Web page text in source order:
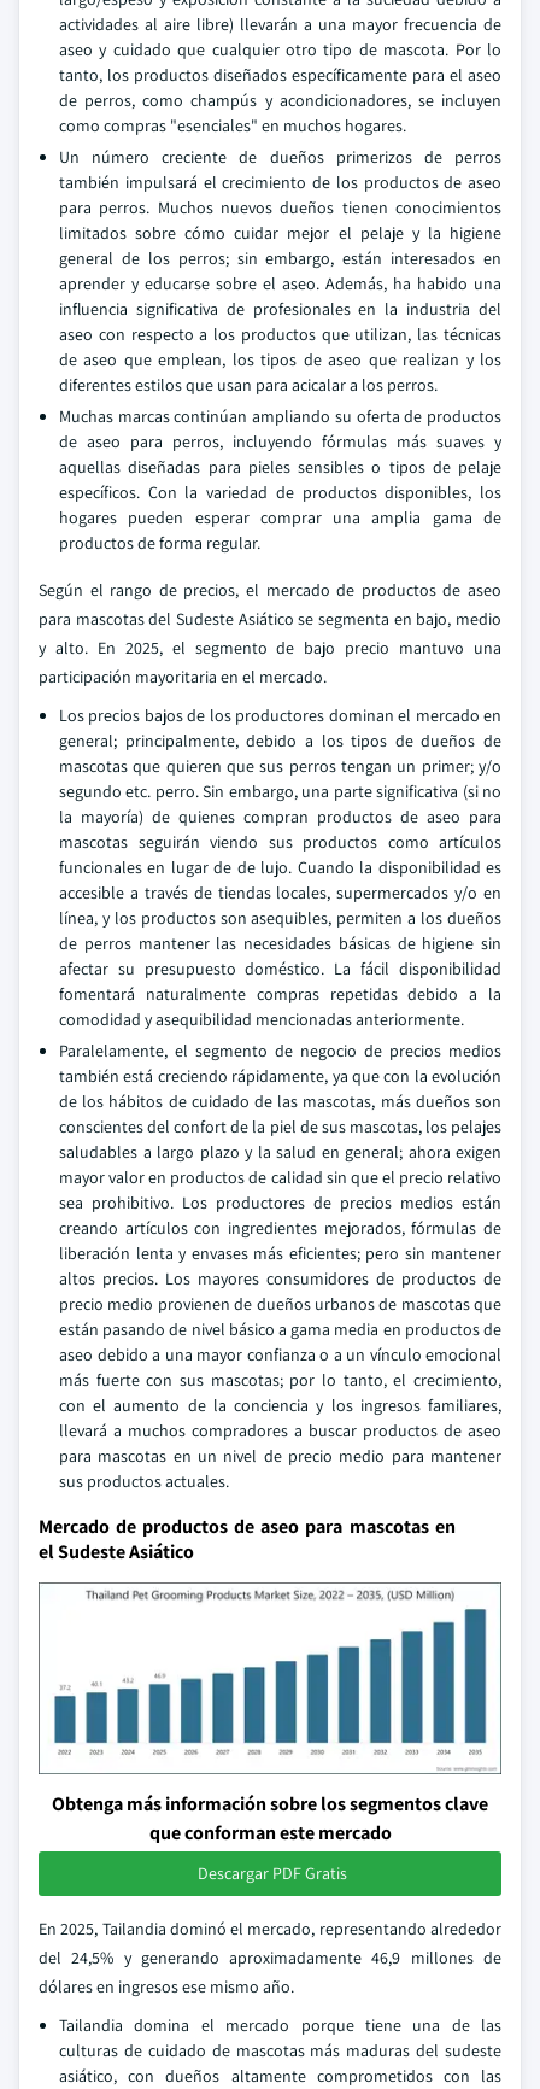
actividades al aire libre) llevarán a una mayor frecuencia de
aseo y cuidado que cualquier otro tipo de mascota. Por lo
tanto, los productos diseñados específicamente para el aseo
de perros, como champús y acondicionadores, se incluyen
como compras "esenciales" en muchos hogares.
Un número creciente de dueños primerizos de perros
también impulsará el crecimiento de los productos de aseo
para perros. Muchos nuevos dueños tienen conocimientos
limitados sobre cómo cuidar mejor el pelaje y la higiene
general de los perros; sin embargo, están interesados en
aprender y educarse sobre el aseo. Además, ha habido una
influencia significativa de profesionales en la industria del
aseo con respecto a los productos que utilizan, las técnicas
de aseo que emplean, los tipos de aseo que realizan y los
diferentes estilos que usan para acicalar a los perros.
Muchas marcas continúan ampliando su oferta de productos
de aseo para perros, incluyendo fórmulas más suaves y
aquellas diseñadas para pieles sensibles o tipos de pelaje
específicos. Con la variedad de productos disponibles, los
hogares pueden esperar comprar una amplia gama de
productos de forma regular.
Según el rango de precios, el mercado de productos de aseo
para mascotas del Sudeste Asiático se segmenta en bajo, medio
y alto. En 2025, el segmento de bajo precio mantuvo una
participación mayoritaria en el mercado.
Los precios bajos de los productores dominan el mercado en
general; principalmente, debido a los tipos de dueños de
mascotas que quieren que sus perros tengan un primer; y/o
segundo etc. perro. Sin embargo, una parte significativa (si no
la mayoría) de quienes compran productos de aseo para
mascotas seguirán viendo sus productos como artículos
funcionales en lugar de de lujo. Cuando la disponibilidad es
accesible a través de tiendas locales, supermercados y/o en
línea, y los productos son asequibles, permiten a los dueños
de perros mantener las necesidades básicas de higiene sin
afectar su presupuesto doméstico. La fácil disponibilidad
fomentará naturalmente compras repetidas debido a la
comodidad y asequibilidad mencionadas anteriormente.
Paralelamente, el segmento de negocio de precios medios
también está creciendo rápidamente, ya que con la evolución
de los hábitos de cuidado de las mascotas, más dueños son
conscientes del confort de la piel de sus mascotas, los pelajes
saludables a largo plazo y la salud en general; ahora exigen
mayor valor en productos de calidad sin que el precio relativo
sea prohibitivo. Los productores de precios medios están
creando artículos con ingredientes mejorados, fórmulas de
liberación lenta y envases más eficientes; pero sin mantener
altos precios. Los mayores consumidores de productos de
precio medio provienen de dueños urbanos de mascotas que
están pasando de nivel básico a gama media en productos de
aseo debido a una mayor confianza o a un vínculo emocional
más fuerte con sus mascotas; por lo tanto, el crecimiento,
con el aumento de la conciencia y los ingresos familiares,
llevará a muchos compradores a buscar productos de aseo
para mascotas en un nivel de precio medio para mantener
sus productos actuales.
Mercado de productos de aseo para mascotas en
el Sudeste Asiático
Obtenga más información sobre los segmentos clave
que conforman este mercado
Descargar PDF Gratis
En 2025, Tailandia dominó el mercado, representando alrededor
del 24,5% y generando aproximadamente 46,9 millones de
dólares en ingresos ese mismo año.
Tailandia domina el mercado porque tiene una de las
culturas de cuidado de mascotas más maduras del sudeste
asiático, con dueños altamente comprometidos con las